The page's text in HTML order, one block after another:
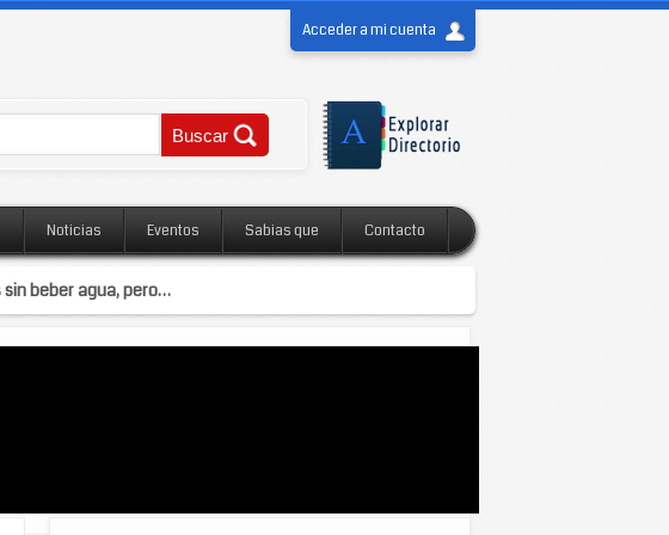
Acceder a mi cuenta
Noticias Eventos Sabias que Contacto
sin beber agua, pero…